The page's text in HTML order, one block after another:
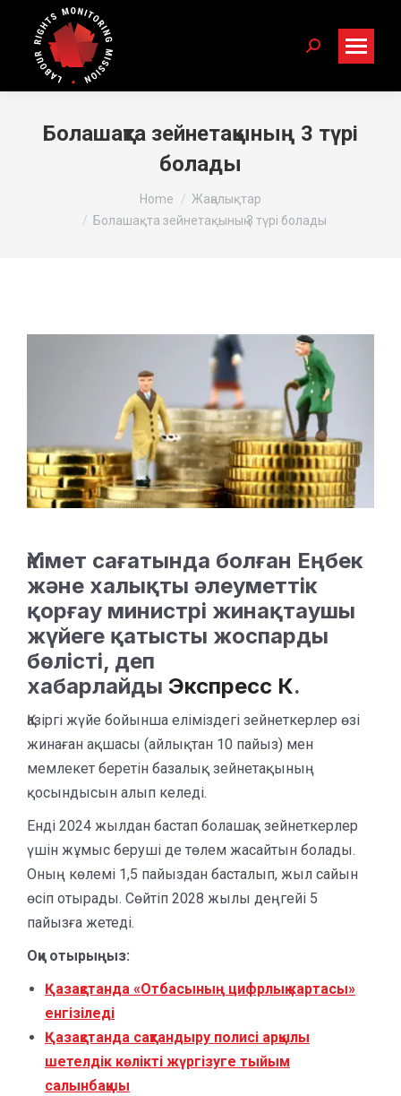
Search:
Болашақта зейнетақының 3 түрі
болады
Home
Жаңалықтар
Болашақта зейнетақының 3 түрі болады
Үкімет сағатында болған Еңбек
және халықты әлеуметтік
қорғау министрі жинақтаушы
жүйеге қатысты жоспарды
бөлісті, деп
хабарлайды Экспресс К.
Қазіргі жүйе бойынша еліміздегі зейнеткерлер өзі
жинаған ақшасы (айлықтан 10 пайыз) мен
мемлекет беретін базалық зейнетақының
қосындысын алып келеді.
Енді 2024 жылдан бастап болашақ зейнеткерлер
үшін жұмыс беруші де төлем жасайтын болады.
Оның көлемі 1,5 пайыздан басталып, жыл сайын
өсіп отырады. Сөйтіп 2028 жылы деңгейі 5
пайызға жетеді.
Оқи отырыңыз:
Қазақстанда «Отбасының цифрлық картасы»
енгізіледі
Қазақстанда сақтандыру полисі арқылы
шетелдік көлікті жүргізуге тыйым
салынбақшы